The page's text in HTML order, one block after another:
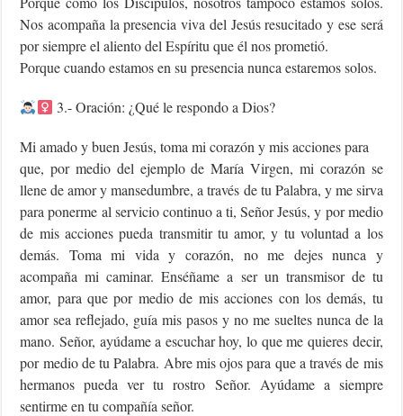
Nos acompaña la presencia viva del Jesús resucitado y ese será
por siempre el aliento del Espíritu que él nos prometió.
Porque cuando estamos en su presencia nunca estaremos solos.
3.- Oración: ¿Qué le respondo a Dios?
Mi amado y buen Jesús, toma mi corazón y mis acciones para
que, por medio del ejemplo de María Virgen, mi corazón se
llene de amor y mansedumbre, a través de tu Palabra, y me sirva
para ponerme al servicio continuo a ti, Señor Jesús, y por medio
de mis acciones pueda transmitir tu amor, y tu voluntad a los
demás. Toma mi vida y corazón, no me dejes nunca y
acompaña mi caminar. Enséñame a ser un transmisor de tu
amor, para que por medio de mis acciones con los demás, tu
amor sea reflejado, guía mis pasos y no me sueltes nunca de la
mano. Señor, ayúdame a escuchar hoy, lo que me quieres decir,
por medio de tu Palabra. Abre mis ojos para que a través de mis
hermanos pueda ver tu rostro Señor. Ayúdame a siempre
sentirme en tu compañía señor.